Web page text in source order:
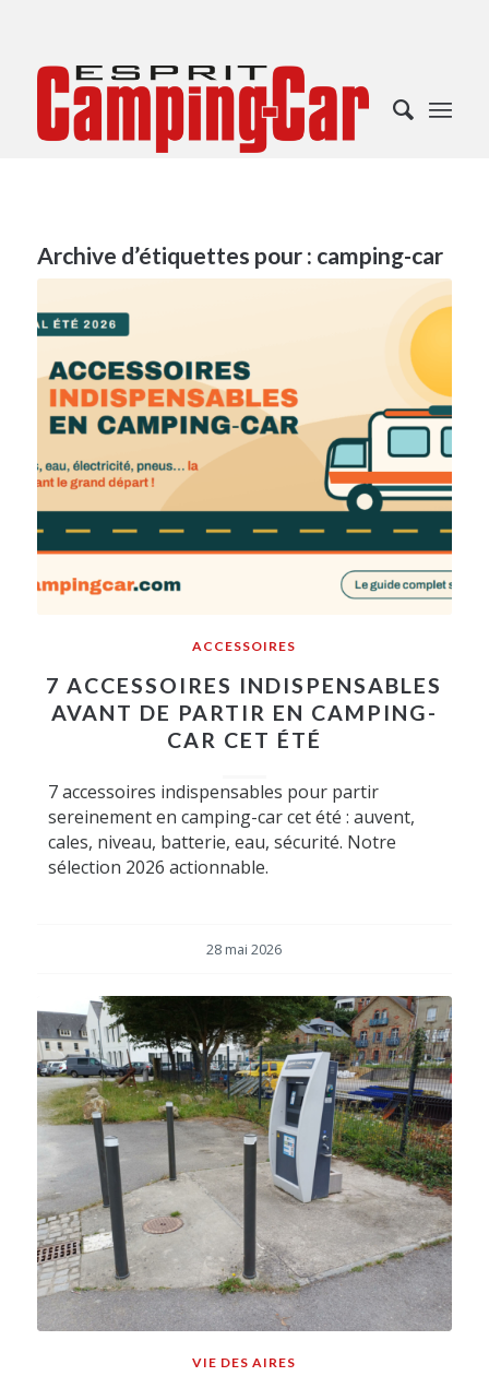
Archive d’étiquettes pour : camping-car
ACCESSOIRES
7 ACCESSOIRES INDISPENSABLES
AVANT DE PARTIR EN CAMPING-
CAR CET ÉTÉ
7 accessoires indispensables pour partir
sereinement en camping-car cet été : auvent,
cales, niveau, batterie, eau, sécurité. Notre
sélection 2026 actionnable.
28 mai 2026
VIE DES AIRES